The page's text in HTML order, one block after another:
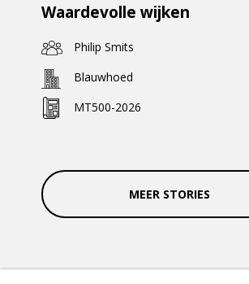
Waardevolle wijken
Philip Smits
Blauwhoed
MT500-2026
MEER STORIES